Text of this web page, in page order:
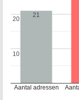
Aantal adressen
10
10
20
20
21